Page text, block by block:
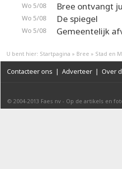
Wo 5/08 Bree ontvangt
Wo 5/08 De spiegel
Wo 5/08 Gemeentelijk
U bent hier: Startpagina » Bree » Stad en
Contacteer ons | Adverteer | Over
© 2004-2013 Faes nv - Op de artikels en